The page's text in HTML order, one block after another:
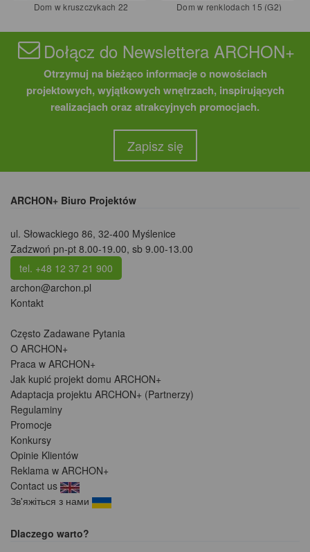
Dom w kruszczykach 22 Dom w renklodach 15 (G2)
Dołącz do Newslettera ARCHON+
Otrzymuj na bieżąco informacje o nowościach
projektowych, wyjątkowych wnętrzach, inspirujących
realizacjach oraz atrakcyjnych promocjach.
Zapisz się
ARCHON+ Biuro Projektów
ul. Słowackiego 86, 32-400 Myślenice
Zadzwoń pn-pt 8.00-19.00, sb 9.00-13.00
tel. +48 12 37 21 900
archon@archon.pl
Kontakt
Często Zadawane Pytania
O ARCHON+
Praca w ARCHON+
Jak kupić projekt domu ARCHON+
Adaptacja projektu ARCHON+ (Partnerzy)
Regulaminy
Promocje
Konkursy
Opinie Klientów
Reklama w ARCHON+
Contact us
Зв'яжіться з нами
Dlaczego warto?